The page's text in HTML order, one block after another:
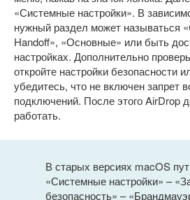
«Системные настройки». В
нужный раздел может называться
Handoff», «Основные» или быть
настройках. Дополнительно
откройте настройки безопасности
убедитесь, что не включен запрет
подключений. После этого AirDrop
работать.
В старых версиях macOS
«Системные настройки» –
безопасность» –